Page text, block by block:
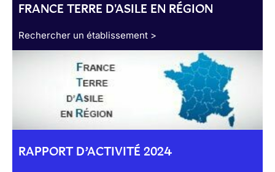
FRANCE TERRE D'ASILE EN RÉGION
Rechercher un établissement >
RAPPORT D’ACTIVITÉ 2024